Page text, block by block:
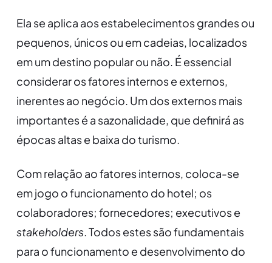
Ela se aplica aos estabelecimentos grandes ou
pequenos, únicos ou em cadeias, localizados
em um destino popular ou não. É essencial
considerar os fatores internos e externos,
inerentes ao negócio. Um dos externos mais
importantes é a sazonalidade, que definirá as
épocas altas e baixa do turismo.
Com relação ao fatores internos, coloca-se
em jogo o funcionamento do hotel; os
colaboradores; fornecedores; executivos e
stakeholders. Todos estes são fundamentais
para o funcionamento e desenvolvimento do